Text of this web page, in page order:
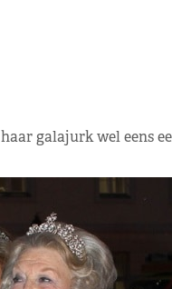
galajurk wel eens